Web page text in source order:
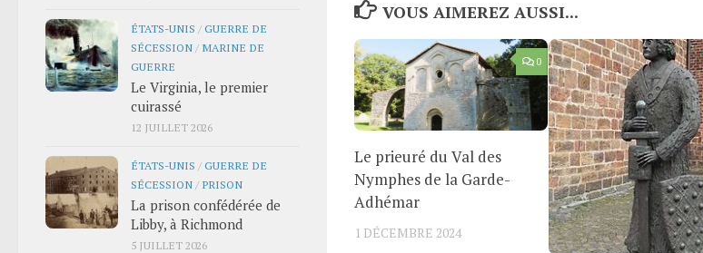
VOUS AIMEREZ AUSSI...
0
Le prieuré du Val des
Nymphes de la Garde-
Adhémar
1 DÉCEMBRE 2024
ÉTATS-UNIS /GUERRE DE
SÉCESSION / MARINE DE
GUERRE
Le Virginia, le premier
cuirassé
12 JUILLET 2026
ÉTATS-UNIS /GUERRE DE
SÉCESSION / PRISON
La prison confédérée de
Libby, à Richmond
5 JUILLET 2026